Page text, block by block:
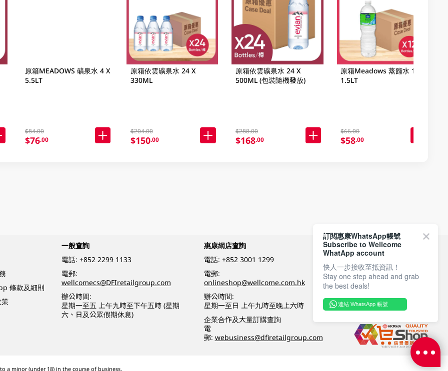
原箱MEADOWS 礦泉水 4 X
5.5LT
$84.00
$76.00
原箱依雲礦泉水 24 X
330ML
$204.00
$150.00
原箱依雲礦泉水 24 X
500ML (包裝隨機發放)
$288.00
$168.00
原箱Meadows 蒸餾水 12 X
1.5LT
$66.00
$58.00
條款及細則
一般查詢
電話: +852 2299 1133
電郵:
wellcomecs@DFIretailgroup.com
辦公時間:
星期一至五 上午九時至下午五時 (星期
六、日及公眾假期休息)
惠康網店查詢
電話: +852 3001 1299
電郵:
onlineshop@wellcome.com.hk
辦公時間:
星期一至日 上午九時至晚上六時
企業合作及大量訂購查詢
電
郵: webusiness@dfiretailgroup.com
付款方式
關注我們
minor (under 18) in the course of business.
訂閱惠康WhatsApp帳號
Subscribe to Wellcome
WhatApp account
快人一步接收至抵資訊！
Stay one step ahead and grab
the best deals!
連結 WhatsApp 帳號